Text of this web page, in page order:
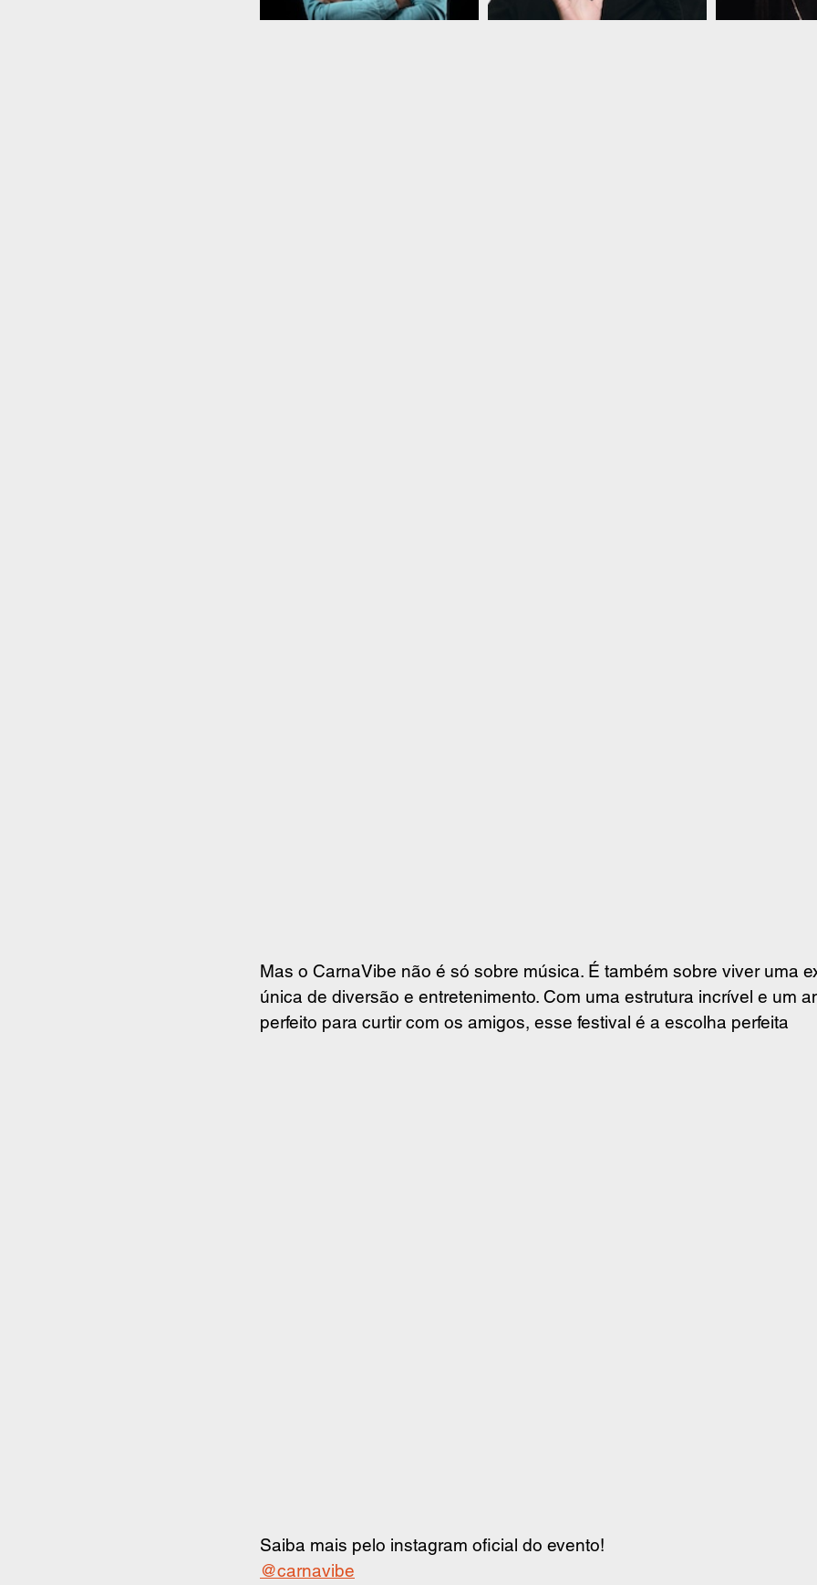
Mas o CarnaVibe não é só sobre música. É também sobre viver uma
única de diversão e entretenimento. Com uma estrutura incrível e um
perfeito para curtir com os amigos, esse festival é a escolha perfeita
Saiba mais pelo instagram oficial do evento!
@carnavibe